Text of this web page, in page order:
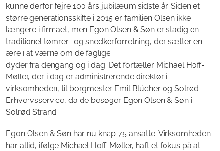
kunne derfor fejre 100 års jubilæum sidste år. Siden et
større generationsskifte i 2015 er familien Olsen ikke
længere i firmaet, men Egon Olsen & Søn er stadig en
traditionel tømrer- og snedkerforretning, der sætter en
ære i at værne om de faglige
dyder fra dengang og i dag. Det fortæller Michael Hoff-
Møller, der i dag er administrerende direktør i
virksomheden, til borgmester Emil Blücher og Solrød
Erhvervsservice, da de besøger Egon Olsen & Søn i
Solrød Strand.
Egon Olsen & Søn har nu knap 75 ansatte. Virksomheden
har altid, ifølge Michael Hoff-Møller, haft et fokus på at